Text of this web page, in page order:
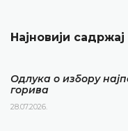
Најновији садржај
Одлука о избору
горива
28.07.2026.